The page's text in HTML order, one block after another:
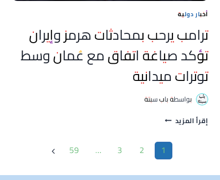
أخبار دولية
ترامب يرحب بمحادثات هرمز وإيران
تؤكد صياغة اتفاق مع عُمان وسط
توترات ميدانية
بواسطةباب سبتة
إقرأ المزيد ترامب
بمحادثات
هرمز
وإيرانالصفحة
1
2
3
…
59 الصفحة